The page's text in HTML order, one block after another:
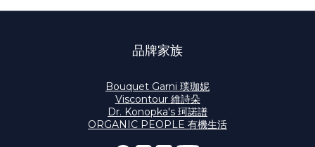
品牌家族
Bouquet Garni 璞珈妮
Viscontour 維詩朵
Dr. Konopka's 珂諾譜
ORGANIC PEOPLE 有機生活